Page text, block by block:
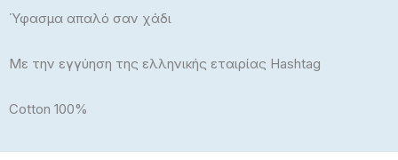
Ύφασμα απαλό σαν χάδι
Με την εγγύηση της ελληνικής εταιρίας Hashtag
Cotton 100%